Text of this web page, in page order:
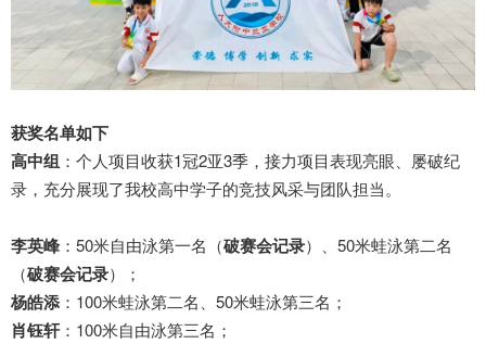
获奖名单如下
高中组 ：个人项目收获1冠2亚3季，接力项目表现亮眼、屡破纪
录，充分展现了我校高中学子的竞技风采与团队担当。
李英峰：50米自由泳第一名（破赛会记录）、50米蛙泳第二名
（破赛会记录）；
杨皓添 ：100米蛙泳第二名、50米蛙泳第三名；
肖钰轩：100米自由泳第三名；